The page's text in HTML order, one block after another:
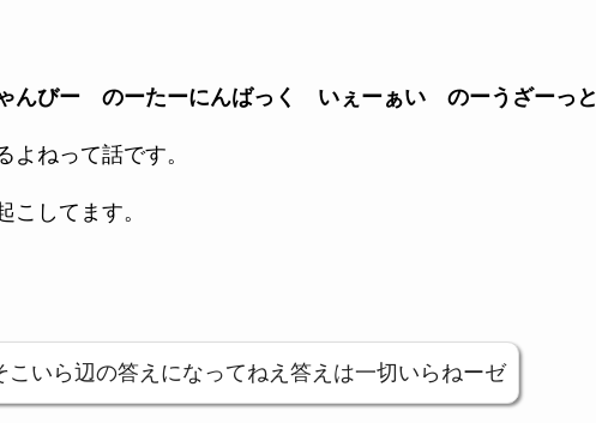
ゃんびー のーたーにんばっく いぇーぁい のーうざーっと
よねって話です。
こしてます。
こいら辺の答えになってねえ答えは一切いらねーゼ